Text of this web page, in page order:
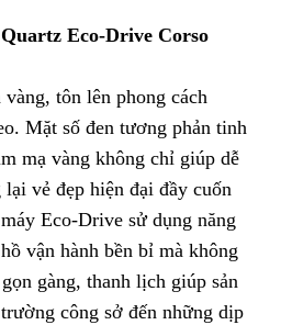
Eco-Drive Corso
tôn lên phong cách
Mặt số đen tương phản tinh
mạ vàng không chỉ giúp dễ
lại vẻ đẹp hiện đại đầy cuốn
Eco-Drive sử dụng năng
vận hành bền bỉ mà không
gàng, thanh lịch giúp sản
công sở đến những dịp